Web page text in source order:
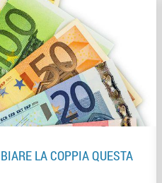
LA COPPIA QUESTA